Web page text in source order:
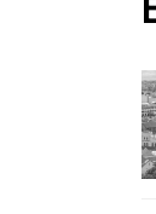
Vie de
Calendrier
Comptes
Rapports